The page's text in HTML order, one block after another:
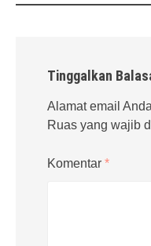
Tinggalkan
Alamat email
Ruas yang wajib
Komentar *